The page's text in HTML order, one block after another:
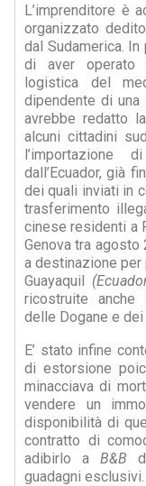
L’imprenditore è
organizzato
dal Sudamerica.
di aver operato
logistica del
dipendente di
avrebbe redatto
alcuni cittadini
l’importazione
dall’Ecuador, già
dei quali inviati in
trasferimento
cinese residenti a
Genova tra agosto
a destinazione
Guayaquil
ricostruite anche
delle Dogane e dei
E’ stato infine
di estorsione
minacciava di
vendere un
disponibilità di
contratto di
adibirlo a B&B
guadagni esclusivi.